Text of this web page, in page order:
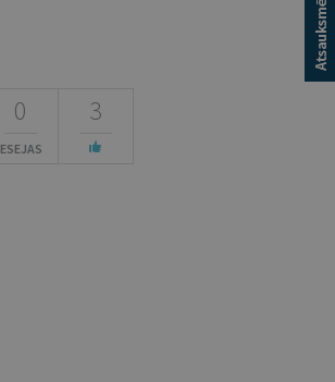
0
ESEJAS
3